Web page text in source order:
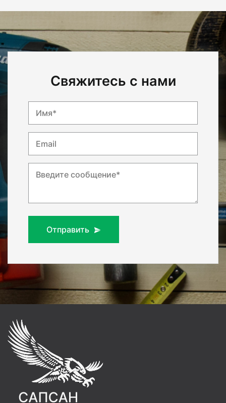
Свяжитесь с нами
Имя*
Email
Введите сообщение*
Отправить